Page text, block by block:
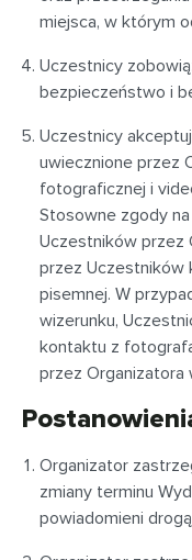
miejsca, w którym
Uczestnicy
bezpieczeństwo i
Uczestnicy
uwiecznione przez
fotograficznej i
Stosowne zgody
Uczestników przez
przez Uczestników
pisemnej. W
wizerunku,
kontaktu z
przez Organizatora
Organizator
zmiany terminu
powiadomieni